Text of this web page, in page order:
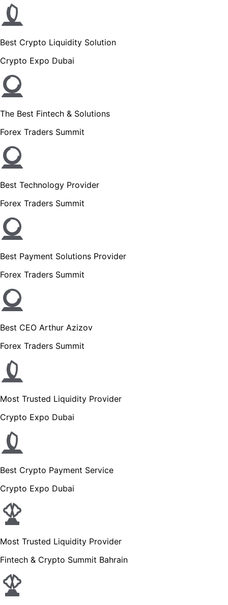
Best Crypto Liquidity Solution
Crypto Expo Dubai
The Best Fintech & Solutions
Forex Traders Summit
Best Technology Provider
Forex Traders Summit
Best Payment Solutions Provider
Forex Traders Summit
Best CEO Arthur Azizov
Forex Traders Summit
Most Trusted Liquidity Provider
Crypto Expo Dubai
Best Crypto Payment Service
Crypto Expo Dubai
Most Trusted Liquidity Provider
Fintech & Crypto Summit Bahrain